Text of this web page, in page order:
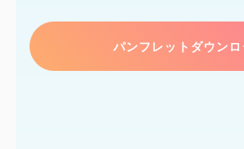
パンフレットダウンロ